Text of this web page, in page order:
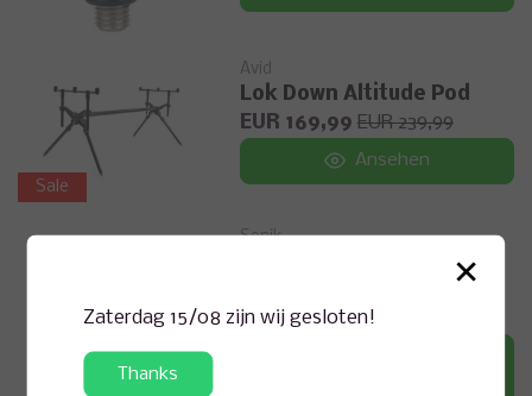
Sale
Avid
Lok Down Altitude Pod
EUR 169,99 EUR 239,99
Ansehen
Sonik
STANZ ALL-TERRAIN LITE
EUR 119,99
×
Zaterdag 15/08 zijn wij gesloten!
Thanks